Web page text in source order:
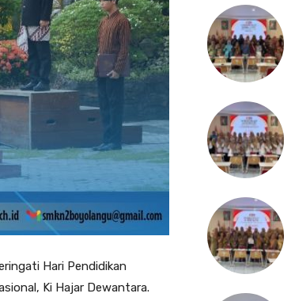
Hari Pendidikan
Ki Hajar Dewantara.